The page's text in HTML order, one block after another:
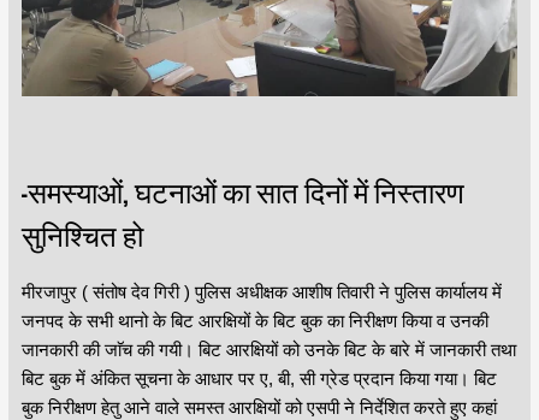
-समस्याओं, घटनाओं का सात दिनों में निस्तारण
सुनिश्चित हो
मीरजापुर ( संतोष देव गिरी ) पुलिस अधीक्षक आशीष तिवारी ने पुलिस कार्यालय में
जनपद के सभी थानो के बिट आरक्षियों के बिट बुक का निरीक्षण किया व उनकी
जानकारी की जाॅच की गयी। बिट आरक्षियों को उनके बिट के बारे में जानकारी तथा
बिट बुक में अंकित सूचना के आधार पर ए, बी, सी ग्रेड प्रदान किया गया। बिट
बुक निरीक्षण हेतु आने वाले समस्त आरक्षियों को एसपी ने निर्देशित करते हुए कहां